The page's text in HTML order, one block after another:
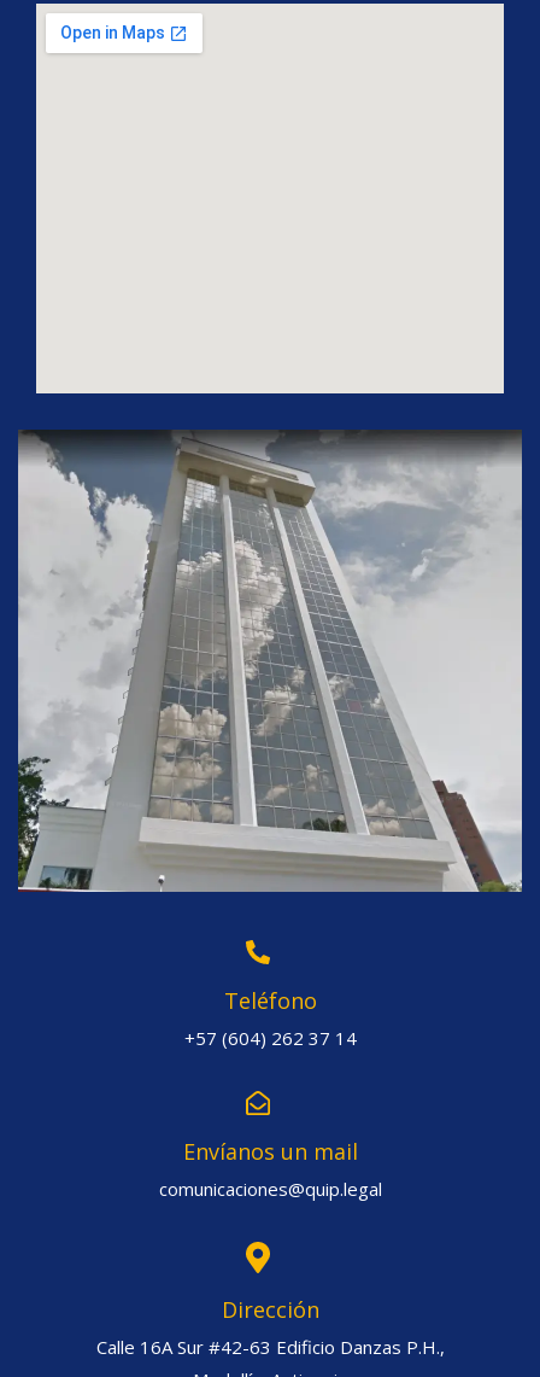
Teléfono
+57 (604) 262 37 14
Envíanos un mail
comunicaciones@quip.legal
Dirección
Calle 16A Sur #42-63 Edificio Danzas P.H.,